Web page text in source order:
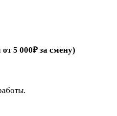
5 000₽ за смену)